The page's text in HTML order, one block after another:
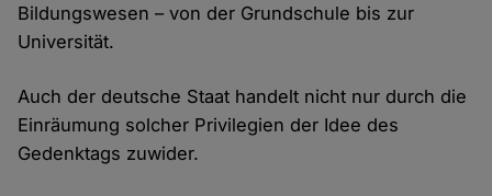
Bildungswesen – von der Grundschule bis zur
Universität.
Auch der deutsche Staat handelt nicht nur durch die
Einräumung solcher Privilegien der Idee des
Gedenktags zuwider.